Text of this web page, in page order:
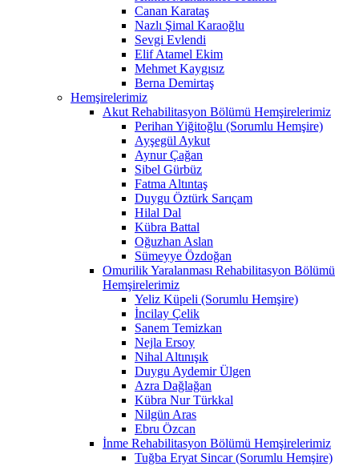
Canan Karataş
Nazlı Şimal Karaoğlu
Sevgi Evlendi
Elif Atamel Ekim
Mehmet Kaygısız
Berna Demirtaş
Hemşirelerimiz
Akut Rehabilitasyon Bölümü Hemşirelerimiz
Perihan Yiğitoğlu (Sorumlu Hemşire)
Ayşegül Aykut
Aynur Çağan
Sibel Gürbüz
Fatma Altıntaş
Duygu Öztürk Sarıçam
Hilal Dal
Kübra Battal
Oğuzhan Aslan
Sümeyye Özdoğan
Omurilik Yaralanması Rehabilitasyon Bölümü
Hemşirelerimiz
Yeliz Küpeli (Sorumlu Hemşire)
İncilay Çelik
Sanem Temizkan
Nejla Ersoy
Nihal Altınışık
Duygu Aydemir Ülgen
Azra Dağlağan
Kübra Nur Türkkal
Nilgün Aras
Ebru Özcan
İnme Rehabilitasyon Bölümü Hemşirelerimiz
Tuğba Eryat Sincar (Sorumlu Hemşire)